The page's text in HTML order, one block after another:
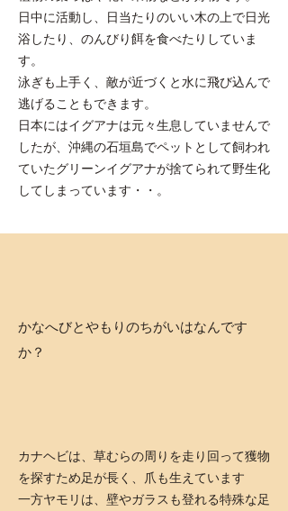
日中に活動し、日当たりのいい木の上で日光
浴したり、のんびり餌を食べたりしていま
す。
泳ぎも上手く、敵が近づくと水に飛び込んで
逃げることもできます。
日本にはイグアナは元々生息していませんで
したが、沖縄の石垣島でペットとして飼われ
ていたグリーンイグアナが捨てられて野生化
してしまっています・・。
かなへびとやもりのちがいはなんです
か？
カナヘビは、草むらの周りを走り回って獲物
を探すため足が長く、爪も生えています
一方ヤモリは、壁やガラスも登れる特殊な足